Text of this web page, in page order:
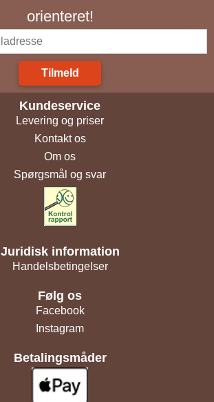
orienteret!
Tilmeld
Kundeservice
Levering og priser
Kontakt os
Om os
Spørgsmål og svar
Juridisk information
Handelsbetingelser
Følg os
Facebook
Instagram
Betalingsmåder